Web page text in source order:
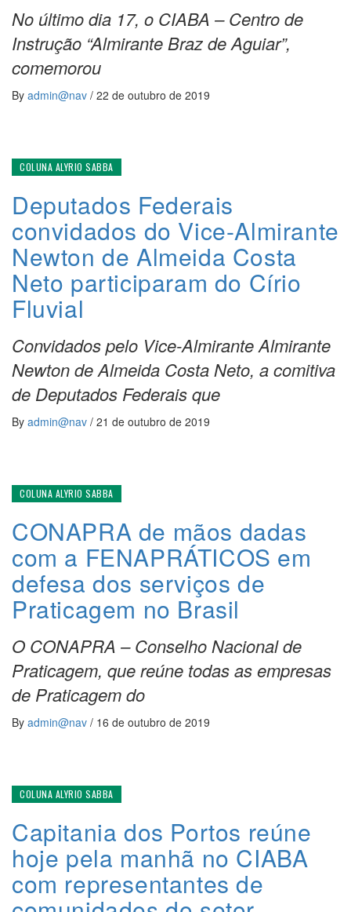
No último dia 17, o CIABA – Centro de
Instrução “Almirante Braz de Aguiar”,
comemorou
By admin@nav / 22 de outubro de 2019
COLUNA ALYRIO SABBA
Deputados Federais
convidados do Vice-Almirante
Newton de Almeida Costa
Neto participaram do Círio
Fluvial
Convidados pelo Vice-Almirante Almirante
Newton de Almeida Costa Neto, a comitiva
de Deputados Federais que
By admin@nav / 21 de outubro de 2019
COLUNA ALYRIO SABBA
CONAPRA de mãos dadas
com a FENAPRÁTICOS em
defesa dos serviços de
Praticagem no Brasil
O CONAPRA – Conselho Nacional de
Praticagem, que reúne todas as empresas
de Praticagem do
By admin@nav / 16 de outubro de 2019
COLUNA ALYRIO SABBA
Capitania dos Portos reúne
hoje pela manhã no CIABA
com representantes de